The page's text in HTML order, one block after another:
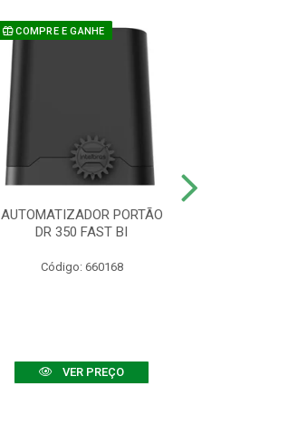
COMPRE E GANHE
AUTOMATIZADOR PORTÃO
DR 350 FAST BI
Código: 660168
VER PREÇO